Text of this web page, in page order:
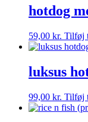
hotdog
59,00 kr. Tilføj
luksus
99,00 kr. Tilføj